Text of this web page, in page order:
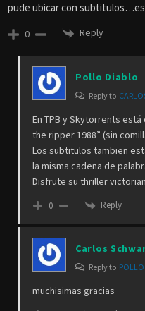
pude ubicar con subtitulos…es
0 Reply
Pollo Diablo
Reply to
En TPB y Skytorrents
the ripper 1988” (sin
Los subtitulos tambien
la misma cadena de
Disfrute su thriller
0 Reply
Carlos
Reply to
muchisimas gracias